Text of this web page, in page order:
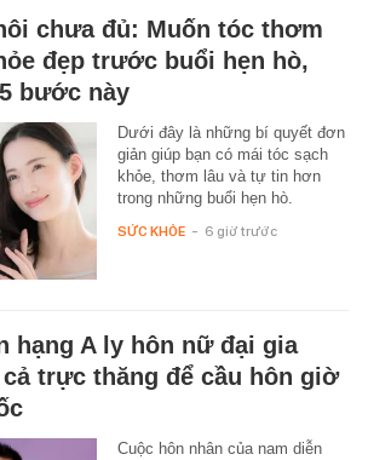
chưa đủ: Muốn tóc thơm
đẹp trước buổi hẹn hò,
bước này
Dưới đây là những bí quyết đơn
giản giúp bạn có mái tóc sạch
khỏe, thơm lâu và tự tin hơn
trong những buổi hẹn hò.
SỨC KHỎE - 6 giờ trước
hạng A ly hôn nữ đại gia
trực thăng để cầu hôn giờ
Cuộc hôn nhân của nam diễn